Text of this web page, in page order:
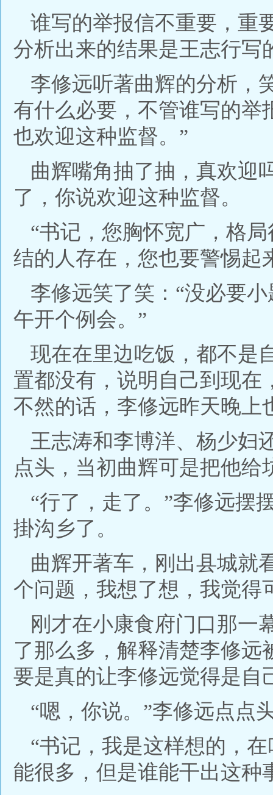
谁写的举报信不重要，重
分析出来的结果是王志行写
李修远听著曲辉的分析，
有什么必要，不管谁写的举
也欢迎这种监督。”
曲辉嘴角抽了抽，真欢迎
了，你说欢迎这种监督。
“书记，您胸怀宽广，格
结的人存在，您也要警惕起
李修远笑了笑：“没必要
午开个例会。”
现在在里边吃饭，都不是
置都没有，说明自己到现在
不然的话，李修远昨天晚上
王志涛和李博洋、杨少妇
点头，当初曲辉可是把他给
“行了，走了。”李修远摆
掛沟乡了。
曲辉开著车，刚出县城就
个问题，我想了想，我觉得
刚才在小康食府门口那一
了那么多，解释清楚李修
要是真的让李修远觉得是自
“嗯，你说。”李修远点点
“书记，我是这样想的，
能很多，但是谁能干出这种